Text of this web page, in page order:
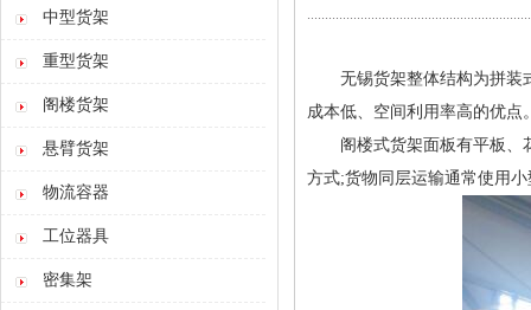
中型货架
重型货架
阁楼货架
悬臂货架
物流容器
工位器具
密集架
无锡货架整体结构为拼装
成本低、空间利用率高的优点
阁楼式货架面板有平板、花
方式;货物同层运输通常使用